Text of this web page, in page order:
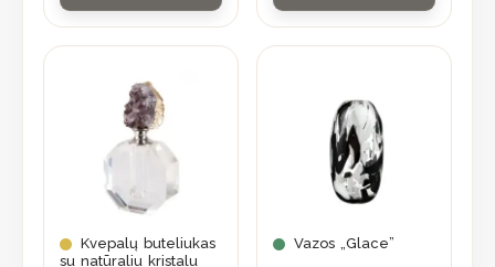
Kvepalų buteliukas
su natūraliu kristalu
Vazos „Glace”